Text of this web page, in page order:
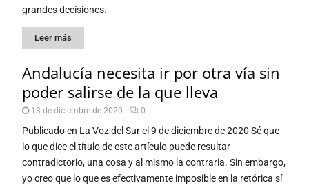
grandes decisiones.
Leer más
Andalucía necesita ir por otra vía sin
poder salirse de la que lleva
13 de diciembre de 2020 0
Publicado en La Voz del Sur el 9 de diciembre de 2020 Sé que
lo que dice el título de este artículo puede resultar
contradictorio, una cosa y al mismo la contraria. Sin embargo,
yo creo que lo que es efectivamente imposible en la retórica sí